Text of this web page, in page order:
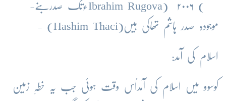
)
Ibrahim Rugova) ۲۰۰۶ءتک صدربنے-
موجودہ صدر ہاشم تھاکی ہیں( Hashim Thaci
) -
اسلام کی آمد:
کوسوو میں اسلام کی آمداُس وقت ہوئی جب یہ خطہِ زمین